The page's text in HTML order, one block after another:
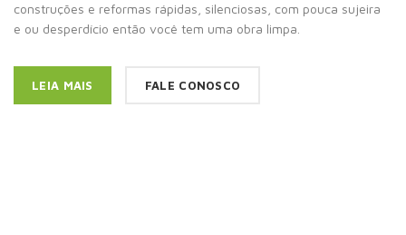
construções e reformas rápidas, silenciosas, com pouca sujeira
e ou desperdício então você tem uma obra limpa.
LEIA MAIS FALE CONOSCO